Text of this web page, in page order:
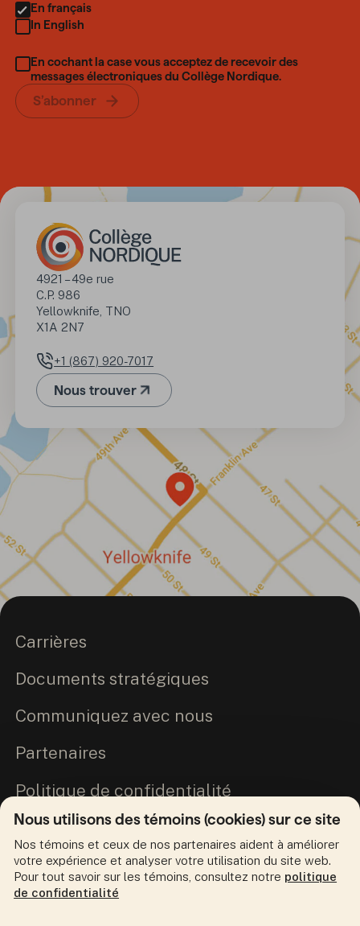
Nous utilisons des témoins (cookies) sur ce site
Nos témoins et ceux de nos partenaires aident à améliorer
votre expérience et analyser votre utilisation du site web.
Pour tout savoir sur les témoins, consultez notre politique
de confidentialité
En français
In English
En cochant la case vous acceptez de recevoir des
messages électroniques du Collège Nordique.
S’abonner
Adresse
4921 – 49e rue
C.P. 986
Yellowknife, TNO
X1A 2N7
Numéro de téléphone
+1 (867) 920-7017
Nous trouver(Ouvre dans un nouvel onglet)
Carrières
Documents stratégiques
Communiquez avec nous
Partenaires
Politique de confidentialité
Engagement envers la vérité et la
réconciliation